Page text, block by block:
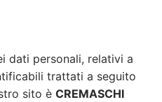
dati personali, relativi a
trattati a seguito
sito è CREMASCHI